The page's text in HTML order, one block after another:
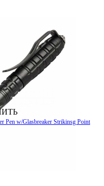
Pen w/Glasbreaker Strikinsg Point